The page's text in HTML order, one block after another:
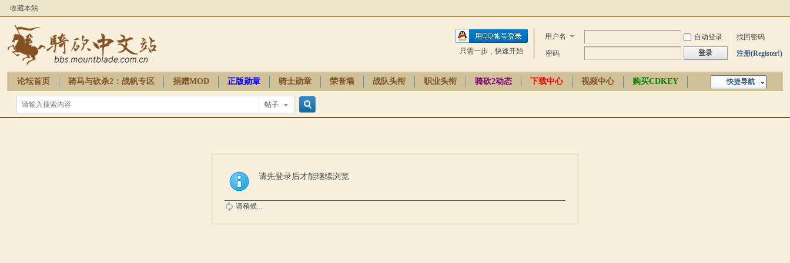
收藏本站
用户名 自动登录
找回密码
密码
登录 注册(Register!)
只需一步，快速开始
快捷导航
论坛首页 骑马与砍杀2：战帆专区 捐赠MOD 正版勋章 骑士勋章 荣誉墙 战队头衔 职业头衔 骑砍2动态 下载中心 视频中心
购买CDKEY
骑砍周边
帖子
索
请先登录后才能继续浏览
请稍候...